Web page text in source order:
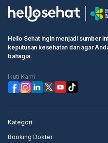
Hello Sehat ingin menjadi sumber
keputusan kesehatan dan agar
bahagia.
Ikuti Kami
Kategori
Booking Dokter